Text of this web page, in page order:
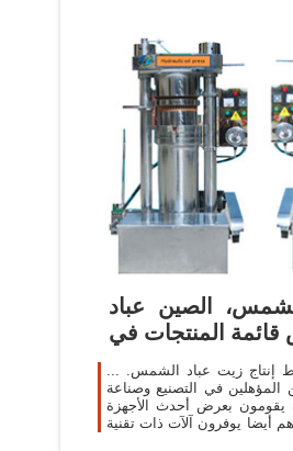
الصين عباد
إنتاج زيت عباد الشمس. ...
المؤهلين في التصنيع وصناعة
يقومون بعرض أحدث الأجهزة
أيضا يوفرون آلآت ذات تقنية